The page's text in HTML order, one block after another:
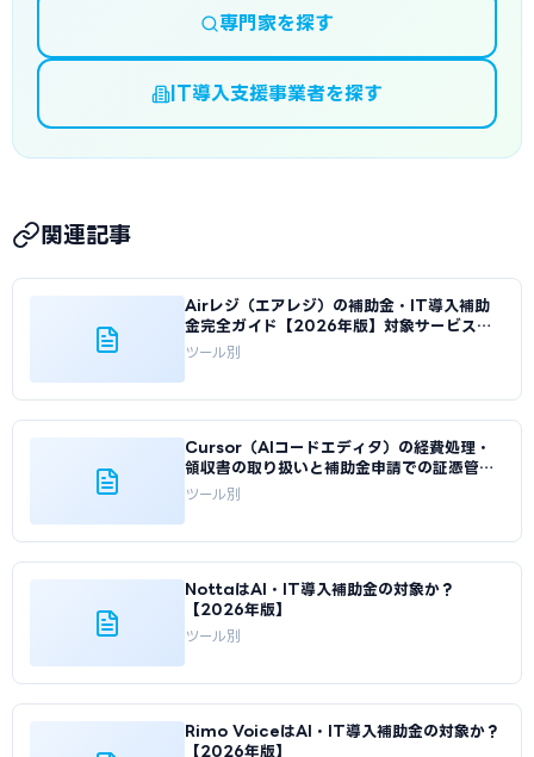
専門家を探す
IT導入支援事業者を探す
関連記事
Airレジ（エアレジ）の補助金・IT導入補助
金完全ガイド【2026年版】対象サービスと
申請手順
ツール別
Cursor（AIコードエディタ）の経費処理・
領収書の取り扱いと補助金申請での証憑管理
【2026年版】
ツール別
NottaはAI・IT導入補助金の対象か？
【2026年版】
ツール別
Rimo VoiceはAI・IT導入補助金の対象か？
【2026年版】